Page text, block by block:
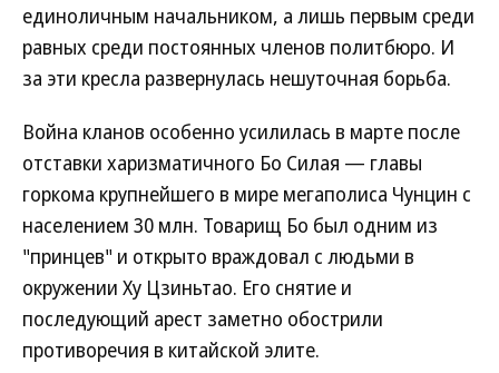
единоличным начальником, а лишь первым среди
равных среди постоянных членов политбюро. И
за эти кресла развернулась нешуточная борьба.
Война кланов особенно усилилась в марте после
отставки харизматичного Бо Силая — главы
горкома крупнейшего в мире мегаполиса Чунцин с
населением 30 млн. Товарищ Бо был одним из
"принцев" и открыто враждовал с людьми в
окружении Ху Цзиньтао. Его снятие и
последующий арест заметно обострили
противоречия в китайской элите.